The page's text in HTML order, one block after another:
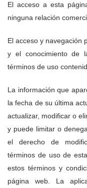
El acceso a esta
ninguna relación
El acceso y navegación
y el conocimiento de
términos de uso
La información que
la fecha de su última
actualizar, modificar o
y puede limitar o
el derecho de
términos de uso de
estos términos y
página web. La